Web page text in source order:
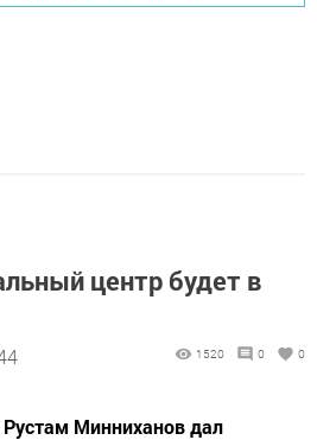
центр будет в
1520 0 0
Рустам Минниханов дал